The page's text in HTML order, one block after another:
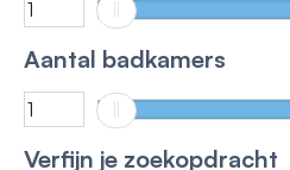
Aantal badkamers
Verfijn je zoekopdracht